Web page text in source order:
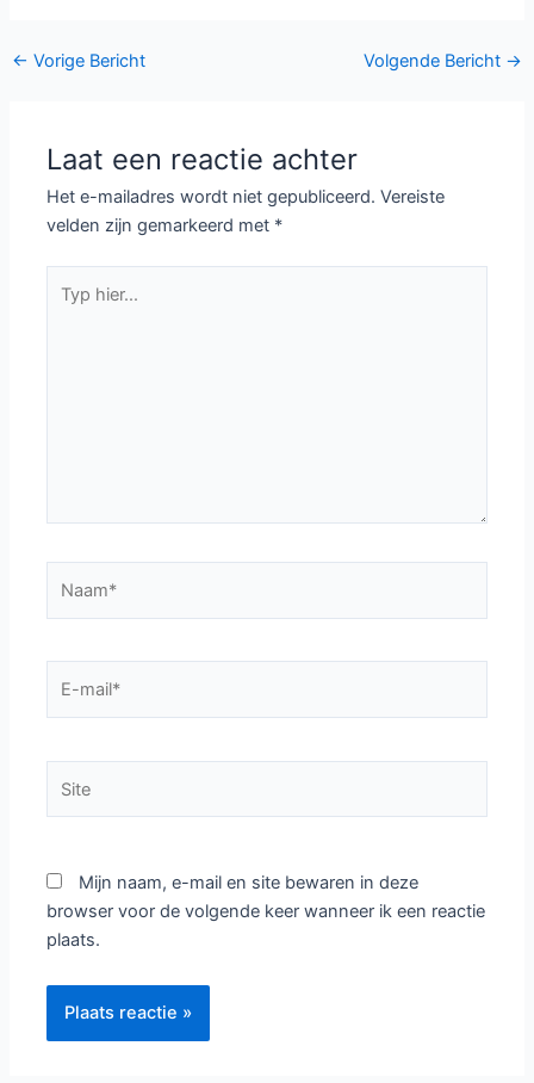
Bericht
← Vorige Bericht Volgende Bericht →
Laat een reactie achter
Het e-mailadres wordt niet gepubliceerd. Vereiste
velden zijn gemarkeerd met *
hier...
mail*
Mijn naam, e-mail en site bewaren in deze
browser voor de volgende keer wanneer ik een reactie
plaats.